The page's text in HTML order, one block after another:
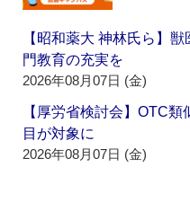
【昭和薬大 神林氏ら】
門教育の充実を
2026年08月07日 (金)
【厚労省検討会】OTC
目が対象に
2026年08月07日 (金)